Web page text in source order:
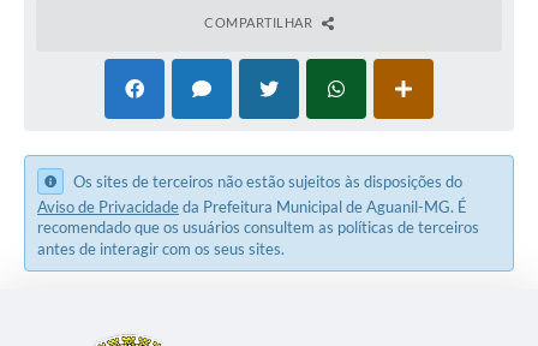
COMPARTILHAR
Os sites de terceiros não estão sujeitos às disposições do
Aviso de Privacidadeda Prefeitura Municipal de Aguanil-MG. É
recomendado que os usuários consultem as políticas de terceiros
antes de interagir com os seus sites.